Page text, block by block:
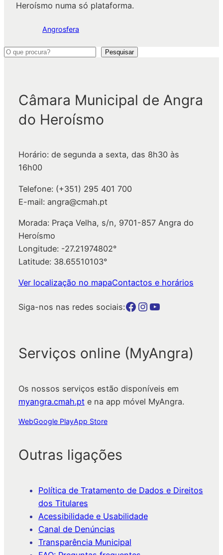
Heroísmo numa só plataforma.
Angrosfera
P
Pesquisar
Câmara Municipal de Angra
do Heroísmo
Horário: de segunda a sexta, das 8h30 às
16h00
Telefone: (+351) 295 401 700
E-mail: angra@cmah.pt
Morada: Praça Velha, s/n, 9701-857 Angra do
Heroísmo
Longitude: -27.21974802°
Latitude: 38.65510103°
Ver localização no mapaContactos e horários
Siga-nos nas redes sociais:Botão para a página da autarquia no Facebook Botão para a página da autarquia no Instagram Botão para a página da autarquia no Youtube
Serviços online (MyAngra)
Os nossos serviços estão disponíveis em
myangra.cmah.pt e na app móvel MyAngra.
WebGoogle PlayApp Store
Outras ligações
Política de Tratamento de Dados e Direitos
dos Titulares
Acessibilidade e Usabilidade
Canal de Denúncias
Transparência Municipal